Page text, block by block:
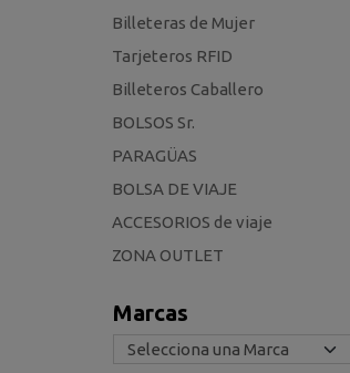
Billeteras de Mujer
Tarjeteros RFID
Billeteros Caballero
BOLSOS Sr.
PARAGÜAS
BOLSA DE VIAJE
ACCESORIOS de viaje
ZONA OUTLET
Marcas